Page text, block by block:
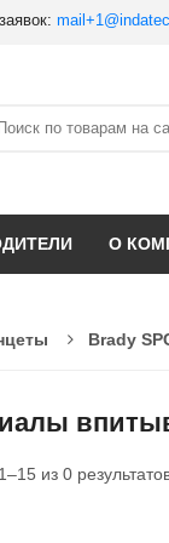
О
Brady
1–15 из 0